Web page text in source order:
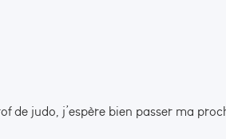
de judo, j’espère bien passer ma